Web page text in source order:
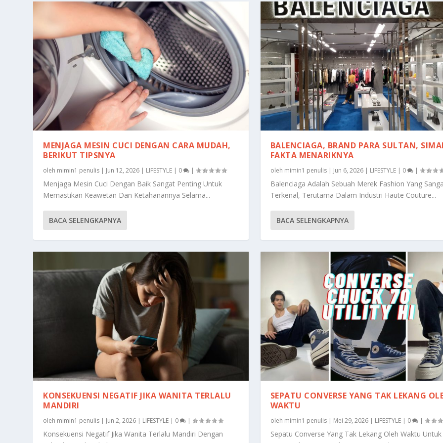
MENJAGA MESIN CUCI DENGAN CARA MUDAH,
BERIKUT TIPSNYA
oleh mimin1 penulis | Jun 12, 2026 | LIFESTYLE | 0 |
Menjaga Mesin Cuci Dengan Baik Sangat Penting Untuk
Memastikan Keawetan Dan Ketahanannya Selama...
BACA SELENGKAPNYA
KONSEKUENSI NEGATIF JIKA WANITA TERLALU
MANDIRI
oleh mimin1 penulis | Jun 2, 2026 | LIFESTYLE | 0 |
Konsekuensi Negatif Jika Wanita Terlalu Mandiri Dengan
BALENCIAGA, BRAND PARA SULTAN,
FAKTA MENARIKNYA
oleh mimin1 penulis| Jun 6, 2026| LIFESTYLE| 0 |
Balenciaga Adalah Sebuah Merek Fashion Yang
Terkenal, Terutama Dalam Industri Haute Couture...
BACA SELENGKAPNYA
SEPATU CONVERSE YANG TAK LEKANG
WAKTU
oleh mimin1 penulis| Mei 29, 2026| LIFESTYLE| 0 |
Sepatu Converse Yang Tak Lekang Oleh Waktu Untuk